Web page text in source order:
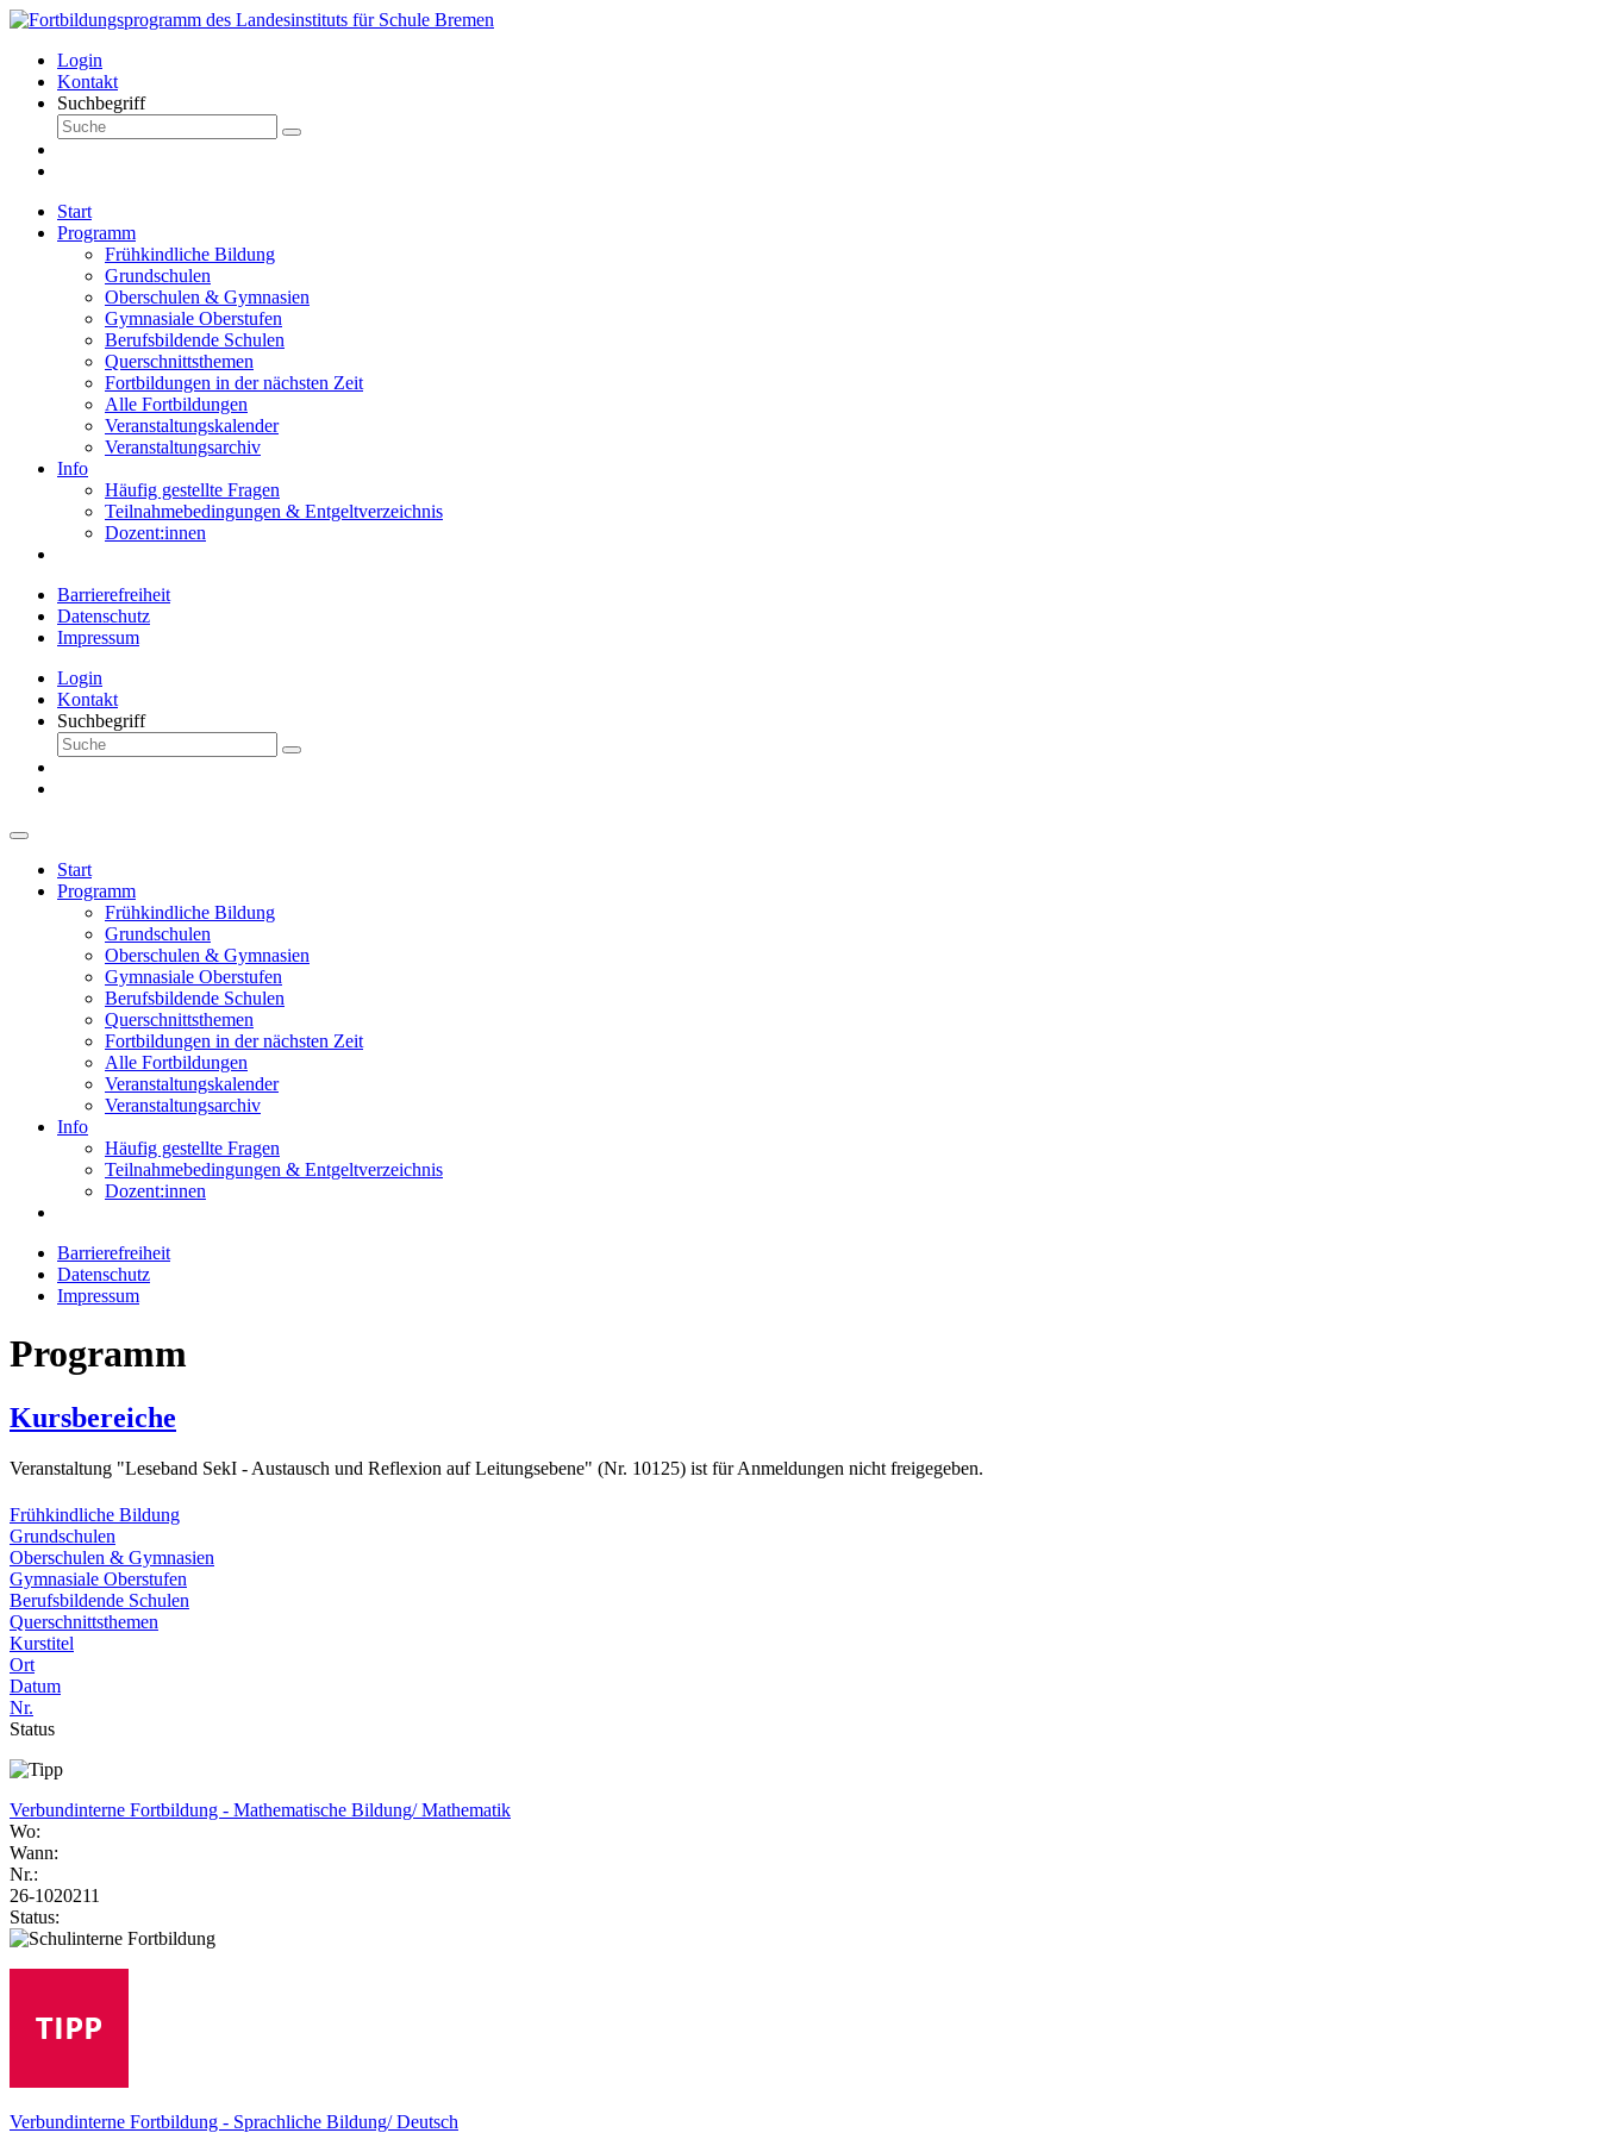
Login
Kontakt
Suchbegriff
Start
Programm
Frühkindliche Bildung
Grundschulen
Oberschulen & Gymnasien
Gymnasiale Oberstufen
Berufsbildende Schulen
Querschnittsthemen
Fortbildungen in der nächsten Zeit
Alle Fortbildungen
Veranstaltungskalender
Veranstaltungsarchiv
Info
Häufig gestellte Fragen
Teilnahmebedingungen & Entgeltverzeichnis
Dozent:innen
Barrierefreiheit
Datenschutz
Impressum
Login
Kontakt
Suchbegriff
Start
Programm
Frühkindliche Bildung
Grundschulen
Oberschulen & Gymnasien
Gymnasiale Oberstufen
Berufsbildende Schulen
Querschnittsthemen
Fortbildungen in der nächsten Zeit
Alle Fortbildungen
Veranstaltungskalender
Veranstaltungsarchiv
Info
Häufig gestellte Fragen
Teilnahmebedingungen & Entgeltverzeichnis
Dozent:innen
Barrierefreiheit
Datenschutz
Impressum
Programm
Kursbereiche
Veranstaltung "Leseband SekI - Austausch und Reflexion auf Leitungsebene" (Nr. 10125) ist für Anmeldungen nicht freigegeben.
Frühkindliche Bildung
Grundschulen
Oberschulen & Gymnasien
Gymnasiale Oberstufen
Berufsbildende Schulen
Querschnittsthemen
Kurstitel
Ort
Datum
Nr.
Status
Verbundinterne Fortbildung - Mathematische Bildung/ Mathematik
Wo:
Wann:
Nr.:
26-1020211
Status:
Verbundinterne Fortbildung - Sprachliche Bildung/ Deutsch